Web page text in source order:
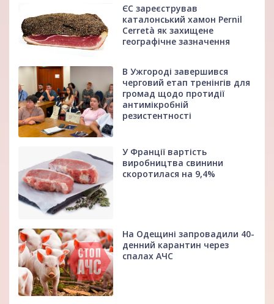
ЄС зареєстрував
каталонський хамон Pernil
Cerretà як захищене
географічне зазначення
В Ужгороді завершився
черговий етап тренінгів для
громад щодо протидії
антимікробній
резистентності
У Франції вартість
виробництва свинини
скоротилася на 9,4%
На Одещині запровадили 40-
денний карантин через
спалах АЧС